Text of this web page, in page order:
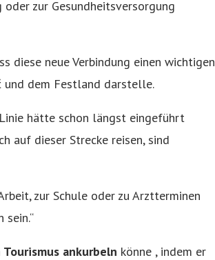
zur Gesundheitsversorgung
diese neue Verbindung einen wichtigen
und dem Festland darstelle.
hätte schon längst eingeführt
auf dieser Strecke reisen, sind
zur Schule oder zu Arztterminen
ankurbeln könne , indem er